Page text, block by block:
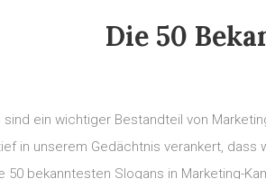
Die 50
sind ein wichtiger Bestandteil von
in unserem Gedächtnis verankert,
50 bekanntesten Slogans in Marketing-